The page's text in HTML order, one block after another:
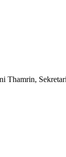
Thamrin,